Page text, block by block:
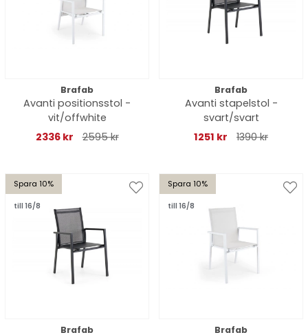
Brafab
Avanti positionsstol -
vit/offwhite
2336 kr
2595 kr
Brafab
Avanti stapelstol -
svart/svart
1251 kr
1390 kr
Spara 10%
till 16/8
Brafab
Spara 10%
till 16/8
Brafab